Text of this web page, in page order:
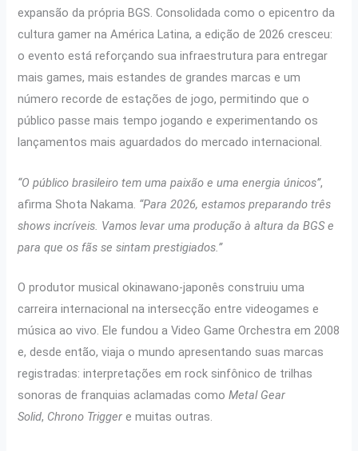
expansão da própria BGS. Consolidada como o epicentro da
cultura gamer na América Latina, a edição de 2026 cresceu:
o evento está reforçando sua infraestrutura para entregar
mais games, mais estandes de grandes marcas e um
número recorde de estações de jogo, permitindo que o
público passe mais tempo jogando e experimentando os
lançamentos mais aguardados do mercado internacional.
“O público brasileiro tem uma paixão e uma energia únicos”,
afirma Shota Nakama. “Para 2026, estamos preparando três
shows incríveis. Vamos levar uma produção à altura da BGS e
para que os fãs se sintam prestigiados.”
O produtor musical okinawano-japonês construiu uma
carreira internacional na intersecção entre videogames e
música ao vivo. Ele fundou a Video Game Orchestra em 2008
e, desde então, viaja o mundo apresentando suas marcas
registradas: interpretações em rock sinfônico de trilhas
sonoras de franquias aclamadas comoMetal Gear
Solid, Chrono Trigger e muitas outras.